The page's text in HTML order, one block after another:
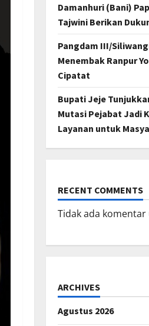
Damanhuri (Bani)
Tajwini Berikan
Pangdam III/
Menembak Ranpur
Cipatat
Bupati Jeje
Mutasi Pejabat Jadi
Layanan untuk
RECENT COMMENTS
Tidak ada
ARCHIVES
Agustus 2026